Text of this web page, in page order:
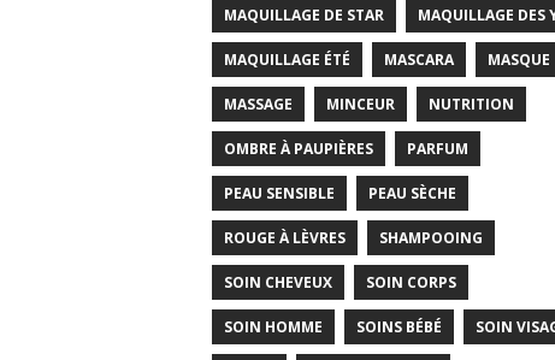
MAQUILLAGE DE STAR MAQUILLAGE DES
MAQUILLAGE ÉTÉ MASCARA MASQUE
MASSAGE MINCEUR NUTRITION
OMBRE À PAUPIÈRES PARFUM
PEAU SENSIBLE PEAU SÈCHE
ROUGE À LÈVRES SHAMPOOING
SOIN CHEVEUX SOIN CORPS
SOIN HOMME SOINS BÉBÉ SOIN